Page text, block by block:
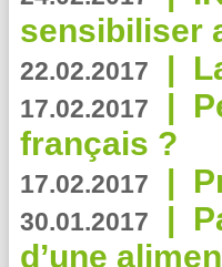
sensibiliser
22.02.2017 |
17.02.2017 |
français ?
17.02.2017 |
30.01.2017 |
d’une